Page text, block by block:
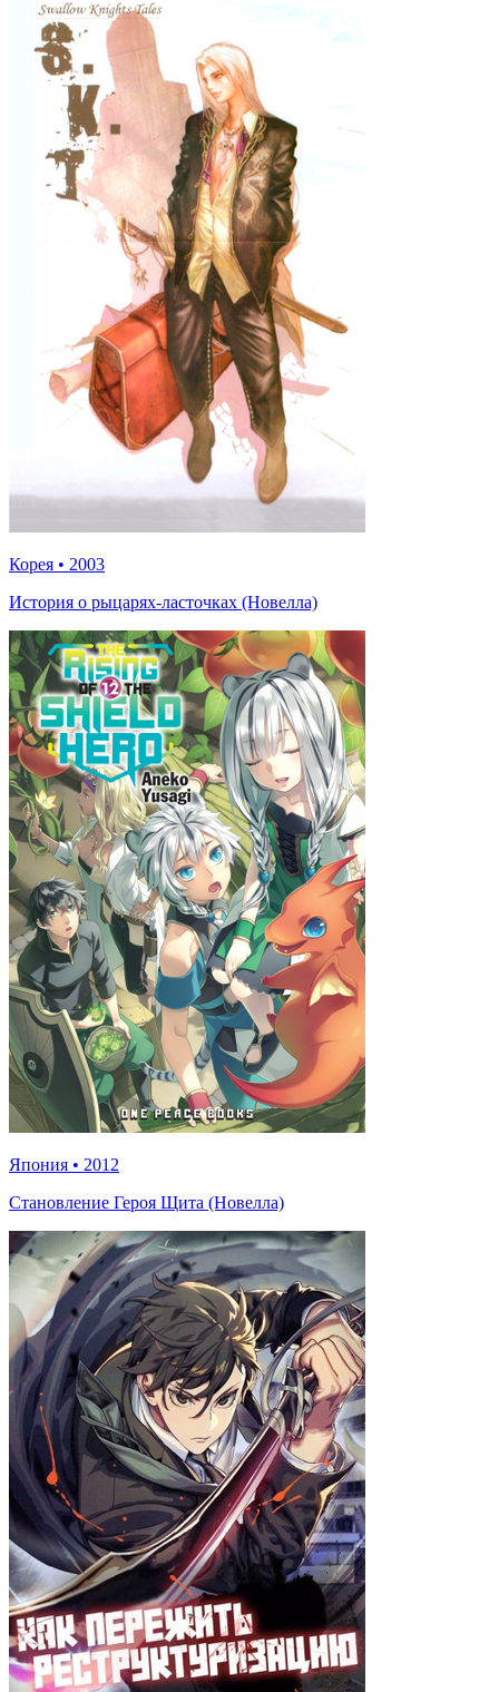
Корея • 2003
История о рыцарях-ласточках (Новелла)
Япония • 2012
Становление Героя Щита (Новелла)